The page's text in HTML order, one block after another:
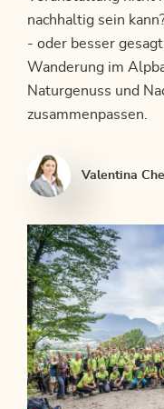
nachhaltig sein
- oder besser
Wanderung im
Naturgenuss und
zusammenpassen.
Valentina